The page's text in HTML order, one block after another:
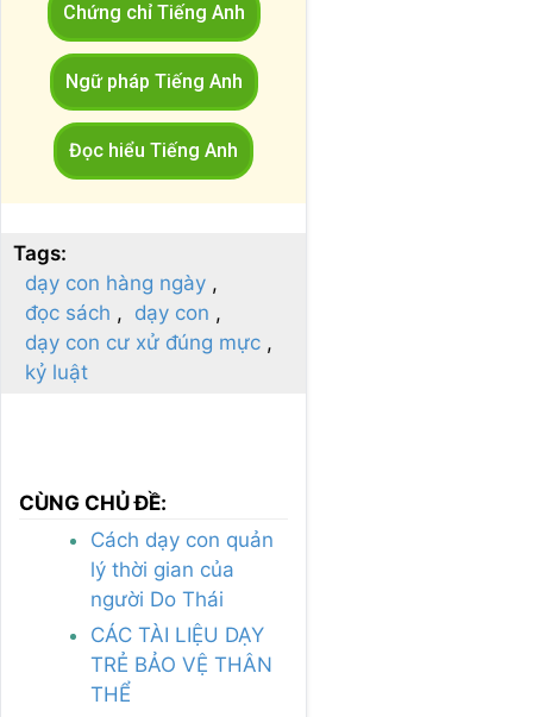
Chứng chỉ Tiếng Anh
Ngữ pháp Tiếng Anh
Đọc hiểu Tiếng Anh
Tags:
dạy con hàng ngày
đọc sách
dạy con
dạy con cư xử đúng mực
kỷ luật
CÙNG CHỦ ĐỀ:
Cách dạy con quản
lý thời gian của
người Do Thái
CÁC TÀI LIỆU DẠY
TRẺ BẢO VỆ THÂN
THỂ